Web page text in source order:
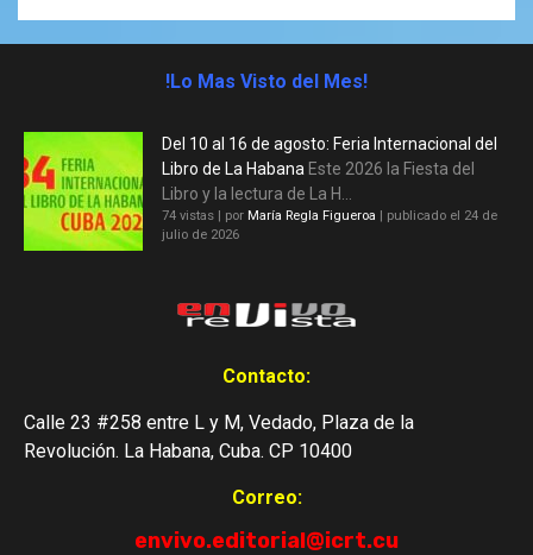
!Lo Mas Visto del Mes!
Del 10 al 16 de agosto: Feria Internacional del
Libro de La Habana Este 2026 la Fiesta del
Libro y la lectura de La H...
74 vistas por María Regla Figueroa
publicado el 24 de
julio de 2026
Contacto:
Calle 23 #258 entre L y M, Vedado, Plaza de la
Revolución. La Habana, Cuba. CP 10400
Correo:
envivo.editorial@icrt.cu